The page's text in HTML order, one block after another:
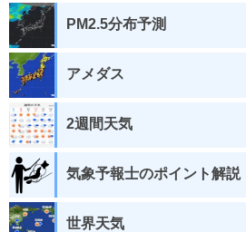
PM2.5分布予測
アメダス
2週間天気
気象予報士のポイント解説
世界天気